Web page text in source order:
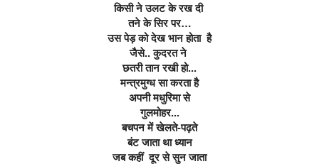
किसी ने उलट के रख दी
तने के सिर पर…
उस पेड़ को देख भान होता  है
जैसे.. कुदरत ने
छतरी तान रखी हो...
मन्त्रमुग्ध सा करता है
अपनी मधुरिमा से
गुलमोहर...
बचपन में खेलते-पढ़ते
बंट जाता था ध्यान
जब कहीं  दूर से सुन जाता